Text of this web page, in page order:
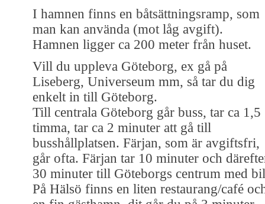
I hamnen finns en båtsättningsramp, som
man kan använda (mot låg avgift).
Hamnen ligger ca 200 meter från huset.
Vill du uppleva Göteborg, ex gå på
Liseberg, Universeum mm, så tar du dig
enkelt in till Göteborg.
Till centrala Göteborg går buss, tar ca 1,5
timma, tar ca 2 minuter att gå till
busshållplatsen. Färjan, som är avgiftsfri,
går ofta. Färjan tar 10 minuter och
30 minuter till Göteborgs centrum med
På Hälsö finns en liten restaurang/café